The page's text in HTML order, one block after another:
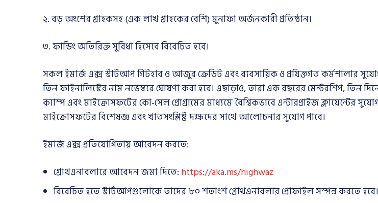
২. বড় অংশের গ্রাহকসহ (এক লাখ গ্রাহকের বেশি) মুনাফা অর্জনকারী প্রতিষ্ঠান।
৩. ফান্ডিং অতিরিক্ত সুবিধা হিসেবে বিবেচিত হবে।
সকল ইমার্জ এক্স স্টার্টআপ গিটহাব ও আজুর ক্রেডিট এবং ব্যবসায়িক ও প্রযিক্তগত কর্মশালার
তিন ফাইনালিস্টের নাম নভেম্বরে ঘোষণা করা হবে। এছাড়াও, তারা এক বছরের মেন্টরশিপ, তিন
ক্যাম্প এবং মাইক্রোসফটের কো-সেল প্রোগ্রামের মাধ্যমে বৈশ্বিকভাবে এন্টারপ্রাইজ ক্লায়েন্টের
মাইক্রোসফটের বিশেষজ্ঞ এবং খাতসংশ্লিষ্ট দক্ষদের সাথে আলোচনার সুযোগ পাবে।
ইমার্জ এক্স প্রতিযোগিতায় আবেদন করতে:
গ্রোথএনাবলারে আবেদন জমা দিতে: https://aka.ms/highwaz
বিবেচিত হতে স্টার্টআপগুলোকে তাদের ৮০ শতাংশ গ্রোথএনাবলার প্রোফাইল সম্পন্ন করতে হবে।